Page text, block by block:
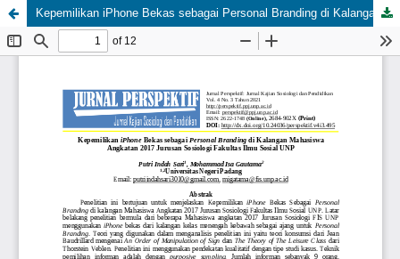
Kepemilikan iPhone Bekas sebagai Personal Branding di Kalangan Mahasiswa Angkatan 2017 Jurusan Sosiologi Fakultas Ilmu Sosial UNP